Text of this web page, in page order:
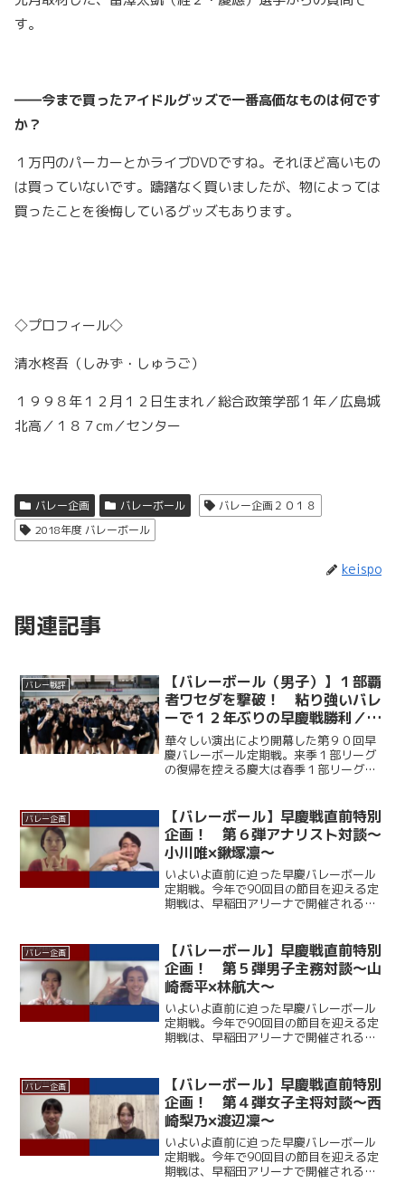
す。
――今まで買ったアイドルグッズで一番高価なものは何です
か？
１万円のパーカーとかライブDVDですね。それほど高いもの
は買っていないです。躊躇なく買いましたが、物によっては
買ったことを後悔しているグッズもあります。
◇プロフィール◇
清水柊吾（しみず・しゅうご）
１９９８年１２月１２日生まれ／総合政策学部１年／広島城
北高／１８７cm／センター
バレー企画 バレーボール
バレー企画２０１８
2018年度 バレーボール
keispo
関連記事
バレー戦評
【バレーボール（男子）】１部覇
者ワセダを撃破！ 粘り強いバレ
ーで１２年ぶりの早慶戦勝利／第
９０回早慶バレーボール定期戦
華々しい演出により開幕した第９０回早
慶バレーボール定期戦。来季１部リーグ
の復帰を控える慶大は春季１部リーグ王
は中村玲央（総２・福大附大濠）が連続
得点を挙げるなど着実にリ...
バレー企画
【バレーボール】早慶戦直前特別
企画！ 第６弾アナリスト対談～
小川唯×鍬塚凛～
いよいよ直前に迫った早慶バレーボール
定期戦。今年で90回目の節目を迎える定
期戦は、早稲田アリーナで開催される。
ており、打倒・ワセダに向けて勢いに乗
っている。一方の早大...
バレー企画
【バレーボール】早慶戦直前特別
企画！ 第５弾男子主務対談～山
崎喬平×林航大～
いよいよ直前に迫った早慶バレーボール
定期戦。今年で90回目の節目を迎える定
期戦は、早稲田アリーナで開催される。
ており、打倒・ワセダに向けて勢いに乗
っている。一方の早大...
バレー企画
【バレーボール】早慶戦直前特別
企画！ 第４弾女子主将対談～西
崎梨乃×渡辺凜～
いよいよ直前に迫った早慶バレーボール
定期戦。今年で90回目の節目を迎える定
期戦は、早稲田アリーナで開催される。